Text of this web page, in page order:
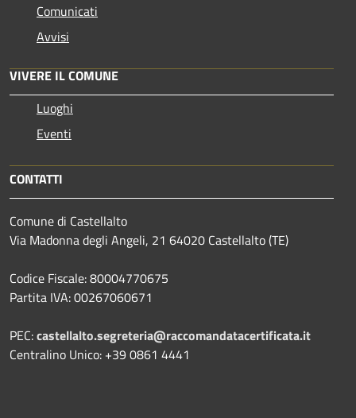
Comunicati
Avvisi
VIVERE IL COMUNE
Luoghi
Eventi
CONTATTI
Comune di Castellalto
Via Madonna degli Angeli, 21 64020 Castellalto (TE)
Codice Fiscale: 80004770675
Partita IVA: 00267060671
PEC:castellalto.segreteria@raccomandatacertificata.it
Centralino Unico: +39 0861 4441